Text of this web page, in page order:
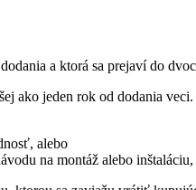
a ktorá sa prejaví do
ako jeden rok od dodania veci.
alebo
na montáž alebo